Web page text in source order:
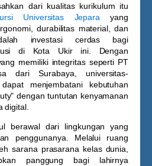
dari kualitas kurikulum itu
Universitas Jepara
yang
durabilitas material, dan
investasi cerdas bagi
di Kota Ukir ini. Dengan
memiliki integritas seperti PT
dari Surabaya, universitas-
menjembatani kebutuhan
dengan tuntutan kenyamanan
digital.
berawal dari lingkungan yang
penggunanya. Melalui ruang
sarana prasarana kelas dunia,
panggung bagi lahirnya